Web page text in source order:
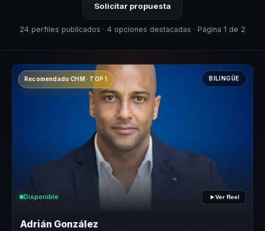
Solicitar propuesta
24 perfiles publicados · 4 opciones destacadas · Página 1 de 2
Recomendado CHM · TOP 1 BILINGÜE
Disponible Ver Reel
Adrián González